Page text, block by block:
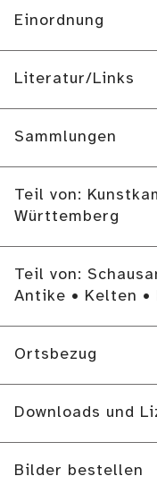
Einordnung
Literatur/Links
Sammlungen
Teil von:
Württemberg
Teil von:
Antike • Kelten •
Ortsbezug
Downloads und
Bilder bestellen